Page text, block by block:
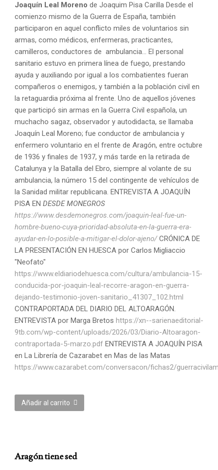
Joaquín Leal Moreno de Joaquim Pisa Carilla Desde el
comienzo mismo de la Guerra de España, también
participaron en aquel conflicto miles de voluntarios sin
armas, como médicos, enfermeras, practicantes,
camilleros, conductores de ambulancia… El personal
sanitario estuvo en primera línea de fuego, prestando
ayuda y auxiliando por igual a los combatientes fueran
compañeros o enemigos, y también a la población civil en
la retaguardia próxima al frente. Uno de aquellos jóvenes
que participó sin armas en la Guerra Civil española, un
muchacho sagaz, observador y autodidacta, se llamaba
Joaquín Leal Moreno; fue conductor de ambulancia y
enfermero voluntario en el frente de Aragón, entre octubre
de 1936 y finales de 1937, y más tarde en la retirada de
Catalunya y la Batalla del Ebro, siempre al volante de su
ambulancia, la número 15 del contingente de vehículos de
la Sanidad militar republicana. ENTREVISTA A JOAQUÍN
PISA EN DESDE MONEGROS
https://www.desdemonegros.com/joaquin-leal-fue-un-
hombre-bueno-cuya-prioridad-absoluta-en-la-guerra-era-
ayudar-en-lo-posible-a-mitigar-el-dolor-ajeno/CRÓNICA DE
LA PRESENTACIÓN EN HUESCA por Carlos Migliaccio
"Neofato"
https://www.eldiariodehuesca.com/cultura/ambulancia-15-
conducida-por-joaquin-leal-recorre-aragon-en-guerra-
dejando-testimonio-joven-sanitario_41307_102.html
CONTRAPORTADA DEL DIARIO DEL ALTOARAGÓN.
ENTREVISTA por Marga Bretos https://xn--sarienaeditorial-
9tb.com/wp-content/uploads/2026/03/Diario-Altoaragon-
contraportada-5-marzo.pdf ENTREVISTA A JOAQUÍN PISA
en La Librería de Cazarabet en Mas de las Matas
https://www.cazarabet.com/conversacon/fichas2/
Añadir al carrito
Aragón tiene sed